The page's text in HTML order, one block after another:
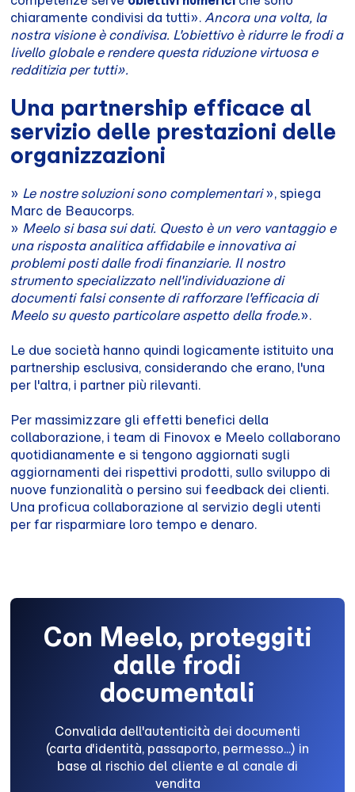
chiaramente condivisi da tutti». Ancora una volta, la
nostra visione è condivisa. L'obiettivo è ridurre le frodi a
livello globale e rendere questa riduzione virtuosa e
redditizia per tutti».
Una partnership efficace al
servizio delle prestazioni delle
organizzazioni
» Le nostre soluzioni sono complementari», spiega
Marc de Beaucorps.
» Meelo si basa sui dati. Questo è un vero vantaggio e
una risposta analitica affidabile e innovativa ai
problemi posti dalle frodi finanziarie. Il nostro
strumento specializzato nell'individuazione di
documenti falsi consente di rafforzare l'efficacia di
Meelo su questo particolare aspetto della frode.».
Le due società hanno quindi logicamente istituito una
partnership esclusiva, considerando che erano, l'una
per l'altra, i partner più rilevanti.
Per massimizzare gli effetti benefici della
collaborazione, i team di Finovox e Meelo collaborano
quotidianamente e si tengono aggiornati sugli
aggiornamenti dei rispettivi prodotti, sullo sviluppo di
nuove funzionalità o persino sui feedback dei clienti.
Una proficua collaborazione al servizio degli utenti
per far risparmiare loro tempo e denaro.
Con Meelo, proteggiti
dalle frodi
documentali
Convalida dell'autenticità dei documenti
(carta d'identità, passaporto, permesso...) in
base al rischio del cliente e al canale di
vendita